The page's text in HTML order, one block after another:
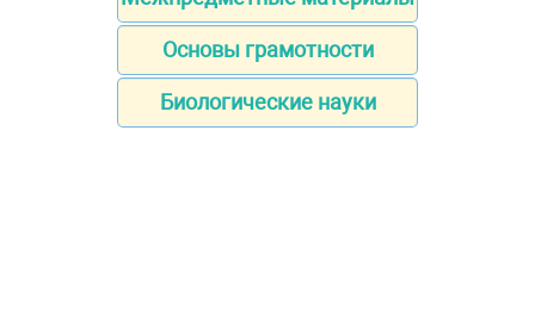
Основы грамотности
Биологические науки